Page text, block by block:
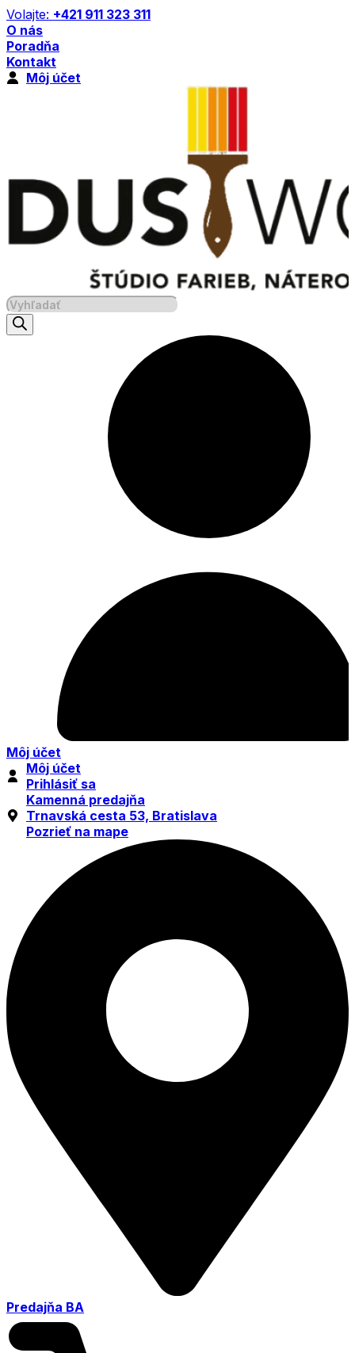
Preskočiť
na
obsah
Volajte: +421 911 323 311
O nás
Poradňa
Kontakt
Môj účet
Products
search
Môj účet
Môj účet
Prihlásiť sa
Kamenná predajňa
Trnavská cesta 53, Bratislava
Pozrieť na mape
Predajňa BA